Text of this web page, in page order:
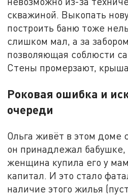
скважиной. Выкопать
построить баню тоже
слишком мал, а за
позволяющая соблюсти
Стены промерзают,
Роковая ошибка и
очереди
Ольга живёт в этом доме
он принадлежал бабушке,
женщина купила его у
капитал. И это стало
наличие этого жилья